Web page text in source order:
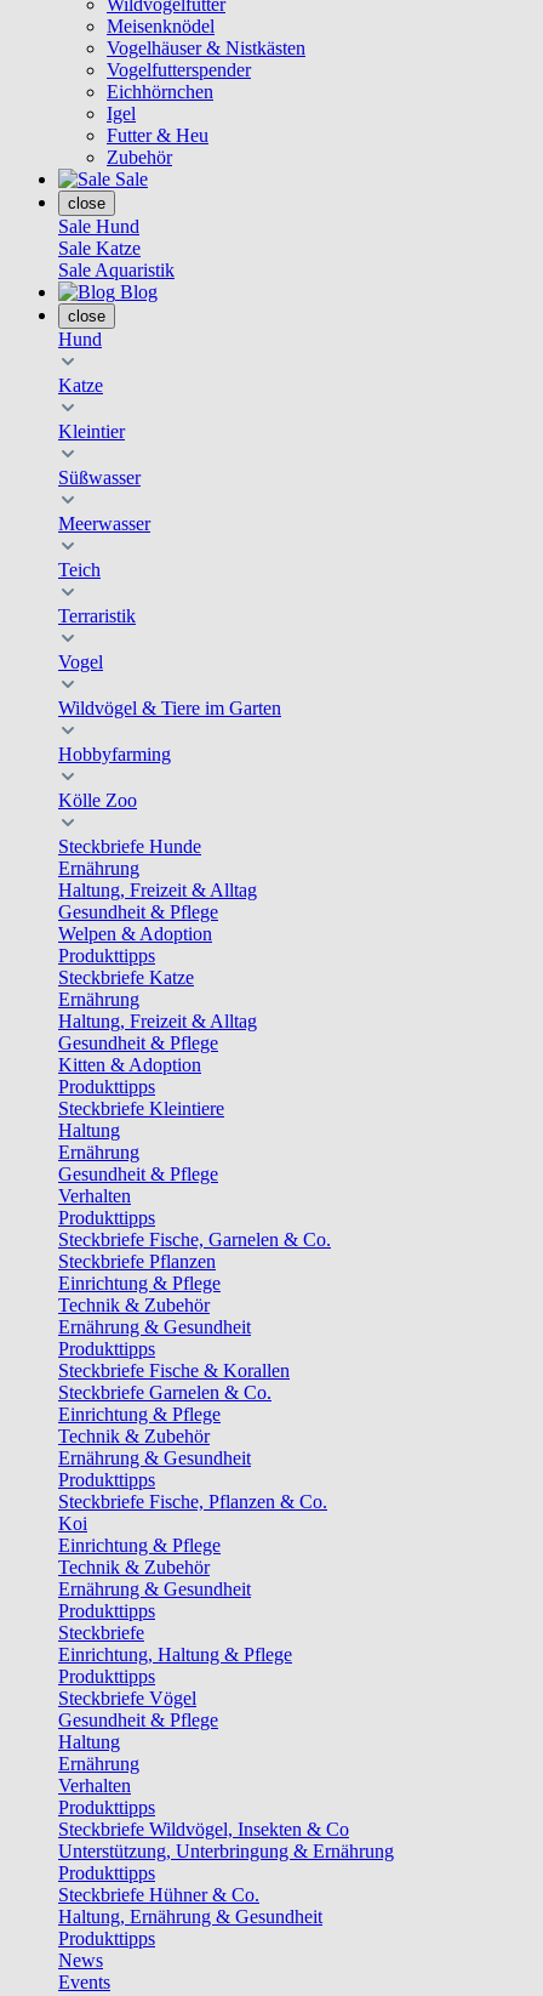
Wildvogelfutter
Meisenknödel
Vogelhäuser & Nistkästen
Vogelfutterspender
Eichhörnchen
Igel
Futter & Heu
Zubehör
Sale
close
Sale Hund
Sale Katze
Sale Aquaristik
Blog
close
Hund
Katze
Kleintier
Süßwasser
Meerwasser
Teich
Terraristik
Vogel
Wildvögel & Tiere im Garten
Hobbyfarming
Kölle Zoo
Steckbriefe Hunde
Ernährung
Haltung, Freizeit & Alltag
Gesundheit & Pflege
Welpen & Adoption
Produkttipps
Steckbriefe Katze
Ernährung
Haltung, Freizeit & Alltag
Gesundheit & Pflege
Kitten & Adoption
Produkttipps
Steckbriefe Kleintiere
Haltung
Ernährung
Gesundheit & Pflege
Verhalten
Produkttipps
Steckbriefe Fische, Garnelen & Co.
Steckbriefe Pflanzen
Einrichtung & Pflege
Technik & Zubehör
Ernährung & Gesundheit
Produkttipps
Steckbriefe Fische & Korallen
Steckbriefe Garnelen & Co.
Einrichtung & Pflege
Technik & Zubehör
Ernährung & Gesundheit
Produkttipps
Steckbriefe Fische, Pflanzen & Co.
Koi
Einrichtung & Pflege
Technik & Zubehör
Ernährung & Gesundheit
Produkttipps
Steckbriefe
Einrichtung, Haltung & Pflege
Produkttipps
Steckbriefe Vögel
Gesundheit & Pflege
Haltung
Ernährung
Verhalten
Produkttipps
Steckbriefe Wildvögel, Insekten & Co
Unterstützung, Unterbringung & Ernährung
Produkttipps
Steckbriefe Hühner & Co.
Haltung, Ernährung & Gesundheit
Produkttipps
News
Events